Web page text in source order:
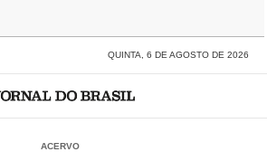
QUINTA, 6 DE AGOSTO DE 2026
ACERVO